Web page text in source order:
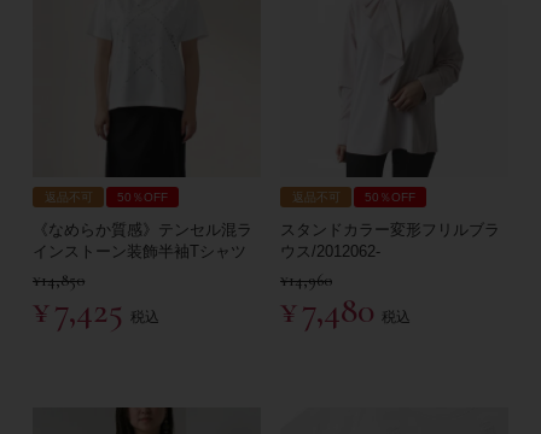
返品不可 50％OFF
《なめらか質感》テンセル混ラ
インストーン装飾半袖Tシャツ
¥14,850
¥7,425 税込
返品不可 50％OFF
スタンドカラー変形フリルブラ
ウス/2012062-
¥14,960
¥7,480 税込